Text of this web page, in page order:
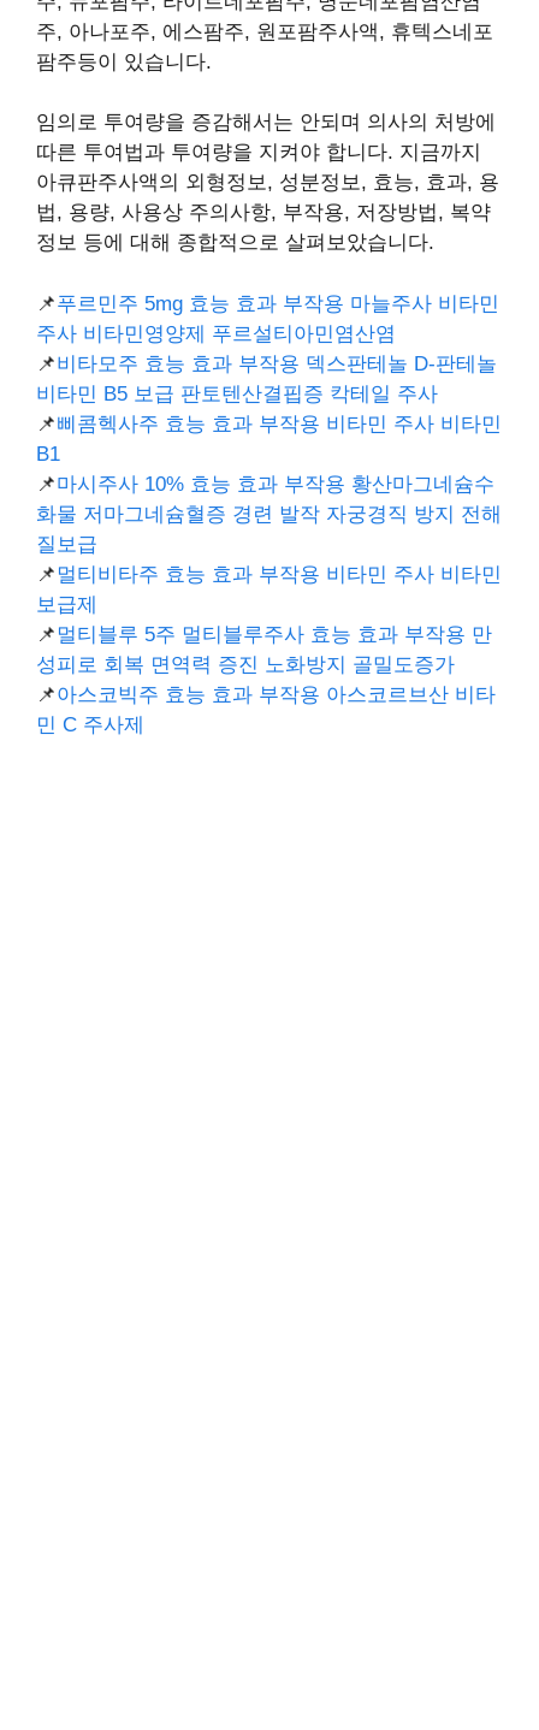
주, 아나포주, 에스팜주, 원포팜주사액, 휴텍스네포
팜주등이 있습니다.
임의로 투여량을 증감해서는 안되며 의사의 처방에
따른 투여법과 투여량을 지켜야 합니다. 지금까지
아큐판주사액의 외형정보, 성분정보, 효능, 효과, 용
법, 용량, 사용상 주의사항, 부작용, 저장방법, 복약
정보 등에 대해 종합적으로 살펴보았습니다.
📌푸르민주 5mg 효능 효과 부작용 마늘주사 비타민
주사 비타민영양제 푸르설티아민염산염
📌비타모주 효능 효과 부작용 덱스판테놀 D-판테놀
비타민 B5 보급 판토텐산결핍증 칵테일 주사
📌삐콤헥사주 효능 효과 부작용 비타민 주사 비타민
B1
📌마시주사 10% 효능 효과 부작용 황산마그네슘수
화물 저마그네슘혈증 경련 발작 자궁경직 방지 전해
질보급
📌 멀티비타주 효능 효과 부작용 비타민 주사 비타민
보급제
📌 멀티블루 5주 멀티블루주사 효능 효과 부작용 만
성피로 회복 면역력 증진 노화방지 골밀도증가
📌아스코빅주 효능 효과 부작용 아스코르브산 비타
민 C 주사제